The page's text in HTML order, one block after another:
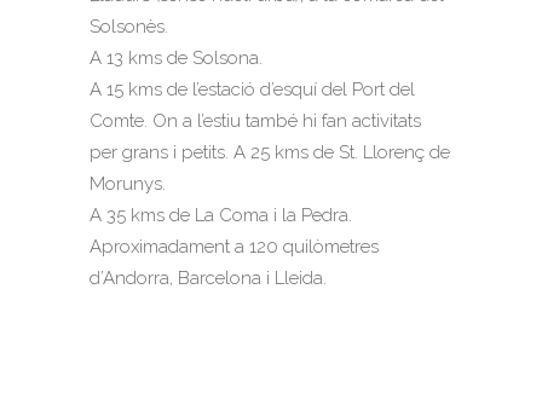
Solsonès.
A 13 kms de Solsona.
A 15 kms de l’estació d’esquí del Port del
Comte. On a l’estiu també hi fan activitats
per grans i petits. A 25 kms de St. Llorenç de
Morunys.
A 35 kms de La Coma i la Pedra.
Aproximadament a 120 quilòmetres
d’Andorra, Barcelona i Lleida.